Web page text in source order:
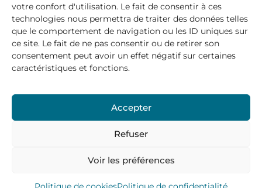
votre confort d'utilisation. Le fait de consentir à ces
technologies nous permettra de traiter des données telles
que le comportement de navigation ou les ID uniques sur
ce site. Le fait de ne pas consentir ou de retirer son
consentement peut avoir un effet négatif sur certaines
caractéristiques et fonctions.
Accepter
Refuser
Voir les préférences
A propos
Site officiel de la Communauté de Communes
Marche et Combraille en Aquitaine
Horaires d’ouverture :
9:00 – 12:00 / 14:00 – 17:00
Vendredi: 9:00 – 12:00
Mentions Légales–Politique des cookies
Marche et Combraille